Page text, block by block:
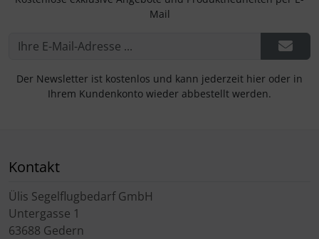
Mail
Der Newsletter ist kostenlos und kann jederzeit hier oder in
Ihrem Kundenkonto wieder abbestellt werden.
Kontakt
Ülis Segelflugbedarf GmbH
Untergasse 1
63688 Gedern